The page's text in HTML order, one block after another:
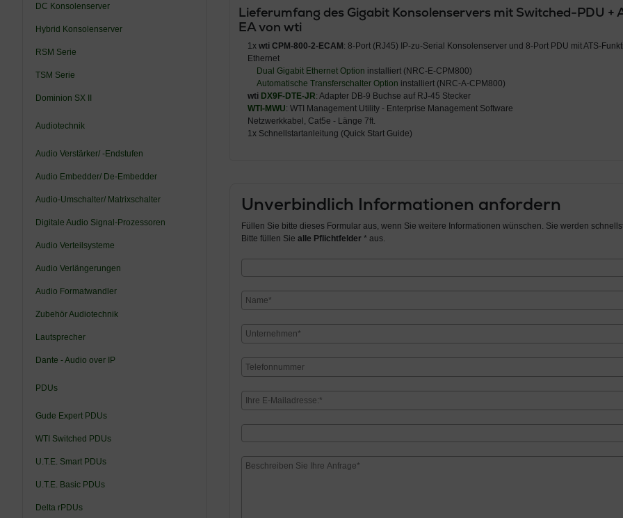
DC Konsolenserver
Hybrid Konsolenserver
RSM Serie
TSM Serie
Dominion SX II
Audiotechnik
Audio Verstärker/ -Endstufen
Audio Embedder/ De-Embedder
Audio-Umschalter/ Matrixschalter
Digitale Audio Signal-Prozessoren
Audio Verteilsysteme
Audio Verlängerungen
Audio Formatwandler
Zubehör Audiotechnik
Lautsprecher
Dante - Audio over IP
PDUs
Gude Expert PDUs
WTI Switched PDUs
U.T.E. Smart PDUs
U.T.E. Basic PDUs
Delta rPDUs
Lieferumfang des Gigabit Konsolenservers mit Switched-PDU
EA von wti
1xwti CPM-800-2-ECAM : 8-Port (RJ45) IP-zu-Serial Konsolenserver und 8-Port PDU mit ATS-
Ethernet
Dual Gigabit Ethernet Option installiert (NRC-E-CPM800)
Automatische Transferschalter Option installiert (NRC-A-CPM800)
wti DX9F-DTE-JR: Adapter DB-9 Buchse auf RJ-45 Stecker
WTI-MWU: WTI Management Utility - Enterprise Management Software
Netzwerkkabel, Cat5e - Länge 7ft.
1x Schnellstartanleitung (Quick Start Guide)
Unverbindlich Informationen anfordern
Füllen Sie bitte dieses Formular aus, wenn Sie weitere Informationen wünschen. Sie werden
Bitte füllen Sie alle Pflichtfelder* aus.